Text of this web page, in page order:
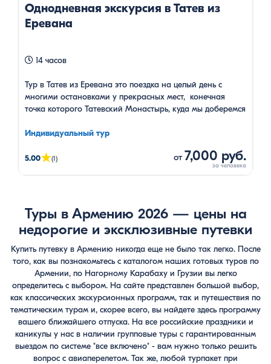
Однодневная экскурсия в Татев из
Еревана
14 часов
Тур в Татев из Еревана это поездка на целый день с
многими остановками у прекрасных мест, конечная
точка которого Татевский Монастырь, куда мы доберемся
Индивидуальный тур
5.00★(1) от7,000 руб.
Туры в Армению 2026 — цены на
недорогие и эксклюзивные путевки
Купить путевку в Армению никогда еще не было так легко. После
того, как вы познакомьтесь с каталогом наших готовых туров по
Армении, по Нагорному Карабаху и Грузии вы легко
определитесь с выбором. На сайте представлен большой выбор,
как классических экскурсионных программ, так и путешествия по
тематическим турам и, скорее всего, вы найдете здесь программу
вашего ближайшего отпуска. На все российские праздники и
каникулы у нас в наличии групповые туры с гарантированным
выездом по системе "все включено" - вам нужно только решить
вопрос с авиаперелетом. Так же, любой турпакет при